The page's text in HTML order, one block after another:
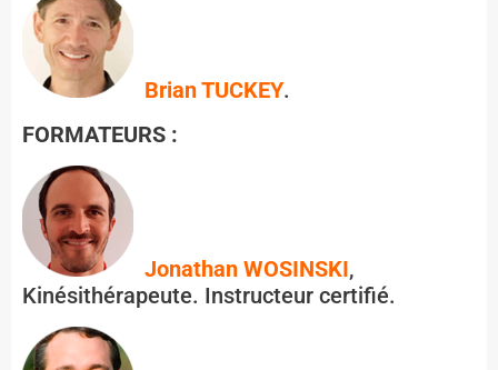
Brian TUCKEY.
FORMATEURS :
Jonathan WOSINSKI,
Kinésithérapeute. Instructeur certifié.